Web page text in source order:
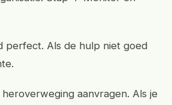
perfect. Als de hulp niet goed
aanvragen. Als je